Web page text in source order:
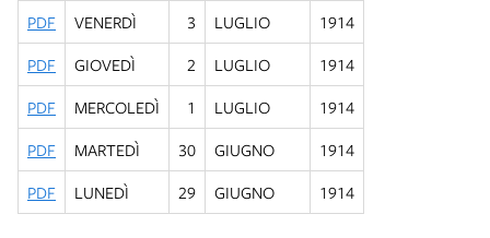
PDF
VENERDÌ 3 LUGLIO
1914
PDF
GIOVEDÌ 2 LUGLIO
1914
PDF
MERCOLEDÌ 1 LUGLIO
1914
PDF
MARTEDÌ 30 GIUGNO
1914
PDF
LUNEDÌ 29 GIUGNO 1914